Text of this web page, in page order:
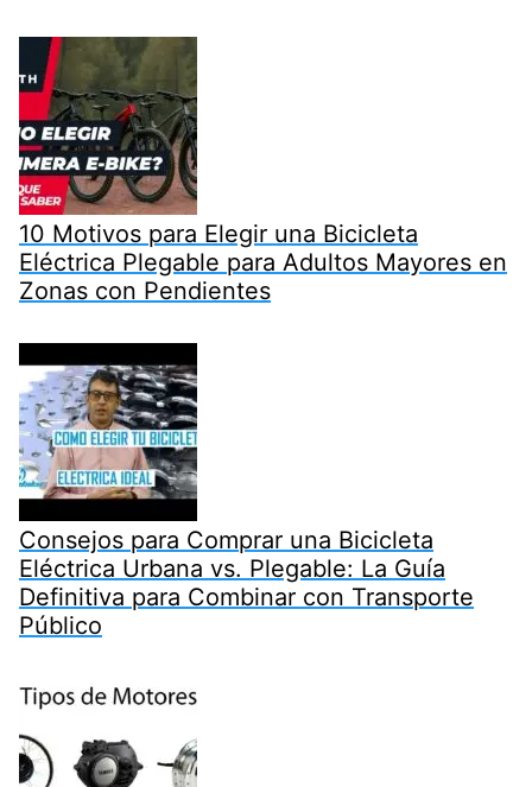
10 Motivos para Elegir una Bicicleta
Eléctrica Plegable para Adultos Mayores en
Zonas con Pendientes
Consejos para Comprar una Bicicleta
Eléctrica Urbana vs. Plegable: La Guía
Definitiva para Combinar con Transporte
Público